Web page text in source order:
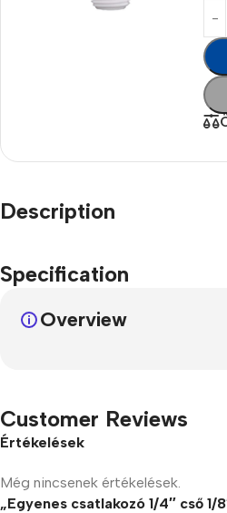
Description
Specification
Overview
Customer Reviews
Értékelések
Még nincsenek értékelések.
„Egyenes csatlakozó 1/4″ cső